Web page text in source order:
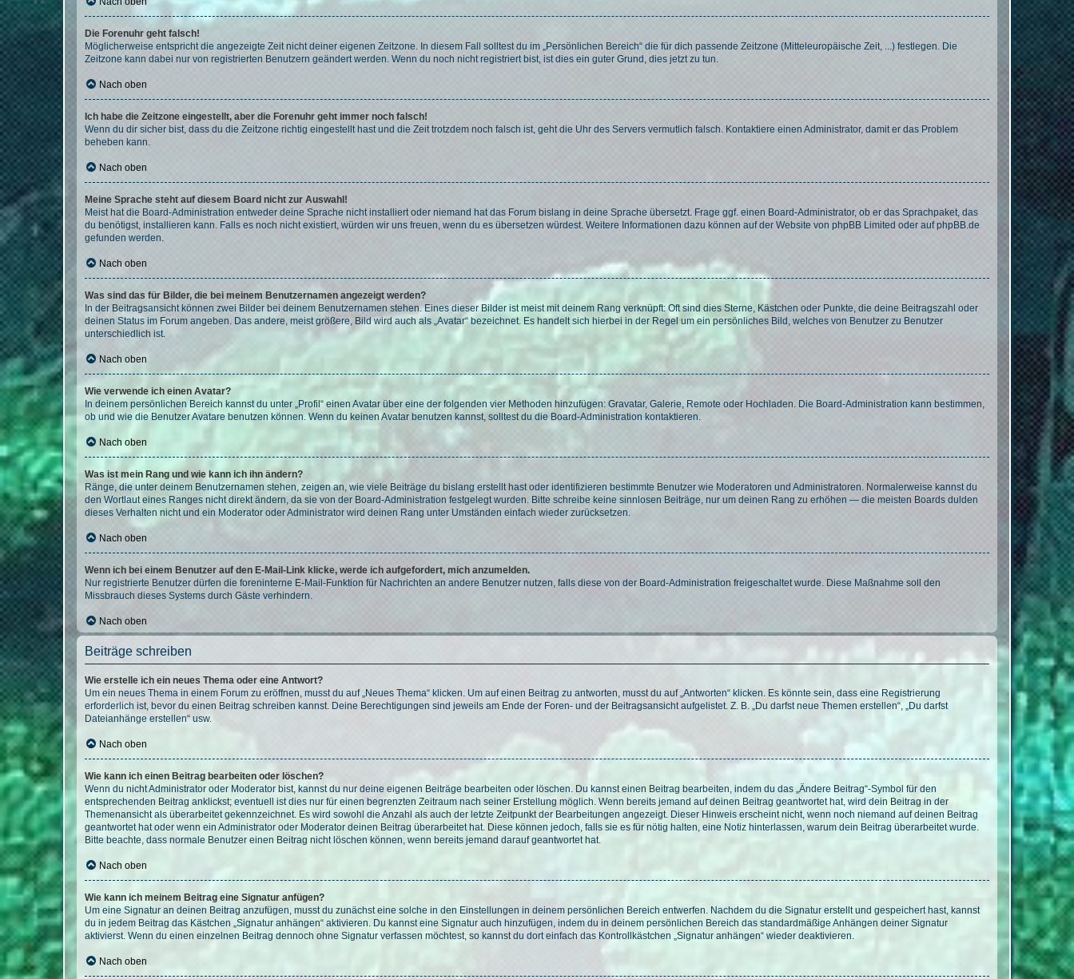
Die Forenuhr geht falsch!
Möglicherweise entspricht die angezeigte Zeit nicht deiner eigenen Zeitzone. In diesem Fall solltest du im „Persönlichen Bereich“ die für dich passende Zeitzone (Mitteleuropäische Zeit, ...) festlegen. Die
Zeitzone kann dabei nur von registrierten Benutzern geändert werden. Wenn du noch nicht registriert bist, ist dies ein guter Grund, dies jetzt zu tun.
Nach oben
Ich habe die Zeitzone eingestellt, aber die Forenuhr geht immer noch falsch!
Wenn du dir sicher bist, dass du die Zeitzone richtig eingestellt hast und die Zeit trotzdem noch falsch ist, geht die Uhr des Servers vermutlich falsch. Kontaktiere einen Administrator, damit er das Problem
beheben kann.
Nach oben
Meine Sprache steht auf diesem Board nicht zur Auswahl!
Meist hat die Board-Administration entweder deine Sprache nicht installiert oder niemand hat das Forum bislang in deine Sprache übersetzt. Frage ggf. einen Board-Administrator, ob er das Sprachpaket, das
du benötigst, installieren kann. Falls es noch nicht existiert, würden wir uns freuen, wenn du es übersetzen würdest. Weitere Informationen dazu können auf der Website von phpBB Limited oder aufphpBB.de
gefunden werden.
Nach oben
Was sind das für Bilder, die bei meinem Benutzernamen angezeigt werden?
In der Beitragsansicht können zwei Bilder bei deinem Benutzernamen stehen. Eines dieser Bilder ist meist mit deinem Rang verknüpft: Oft sind dies Sterne, Kästchen oder Punkte, die deine Beitragszahl oder
deinen Status im Forum angeben. Das andere, meist größere, Bild wird auch als „Avatar“ bezeichnet. Es handelt sich hierbei in der Regel um ein persönliches Bild, welches von Benutzer zu Benutzer
unterschiedlich ist.
Nach oben
Wie verwende ich einen Avatar?
In deinem persönlichen Bereich kannst du unter „Profil“ einen Avatar über eine der folgenden vier Methoden hinzufügen: Gravatar, Galerie, Remote oder Hochladen. Die Board-Administration kann bestimmen,
ob und wie die Benutzer Avatare benutzen können. Wenn du keinen Avatar benutzen kannst, solltest du die Board-Administration kontaktieren.
Nach oben
Was ist mein Rang und wie kann ich ihn ändern?
Ränge, die unter deinem Benutzernamen stehen, zeigen an, wie viele Beiträge du bislang erstellt hast oder identifizieren bestimmte Benutzer wie Moderatoren und Administratoren. Normalerweise kannst du
den Wortlaut eines Ranges nicht direkt ändern, da sie von der Board-Administration festgelegt wurden. Bitte schreibe keine sinnlosen Beiträge, nur um deinen Rang zu erhöhen — die meisten Boards dulden
dieses Verhalten nicht und ein Moderator oder Administrator wird deinen Rang unter Umständen einfach wieder zurücksetzen.
Nach oben
Wenn ich bei einem Benutzer auf den E-Mail-Link klicke, werde ich aufgefordert, mich anzumelden.
Nur registrierte Benutzer dürfen die foreninterne E-Mail-Funktion für Nachrichten an andere Benutzer nutzen, falls diese von der Board-Administration freigeschaltet wurde. Diese Maßnahme soll den
Missbrauch dieses Systems durch Gäste verhindern.
Nach oben
Beiträge schreiben
Wie erstelle ich ein neues Thema oder eine Antwort?
Um ein neues Thema in einem Forum zu eröffnen, musst du auf „Neues Thema“ klicken. Um auf einen Beitrag zu antworten, musst du auf „Antworten“ klicken. Es könnte sein, dass eine Registrierung
erforderlich ist, bevor du einen Beitrag schreiben kannst. Deine Berechtigungen sind jeweils am Ende der Foren- und der Beitragsansicht aufgelistet. Z. B. „Du darfst neue Themen erstellen“, „Du darfst
Dateianhänge erstellen“ usw.
Nach oben
Wie kann ich einen Beitrag bearbeiten oder löschen?
Wenn du nicht Administrator oder Moderator bist, kannst du nur deine eigenen Beiträge bearbeiten oder löschen. Du kannst einen Beitrag bearbeiten, indem du das „Ändere Beitrag“-Symbol für den
entsprechenden Beitrag anklickst; eventuell ist dies nur für einen begrenzten Zeitraum nach seiner Erstellung möglich. Wenn bereits jemand auf deinen Beitrag geantwortet hat, wird dein Beitrag in der
Themenansicht als überarbeitet gekennzeichnet. Es wird sowohl die Anzahl als auch der letzte Zeitpunkt der Bearbeitungen angezeigt. Dieser Hinweis erscheint nicht, wenn noch niemand auf deinen Beitrag
geantwortet hat oder wenn ein Administrator oder Moderator deinen Beitrag überarbeitet hat. Diese können jedoch, falls sie es für nötig halten, eine Notiz hinterlassen, warum dein Beitrag überarbeitet wurde.
Bitte beachte, dass normale Benutzer einen Beitrag nicht löschen können, wenn bereits jemand darauf geantwortet hat.
Nach oben
Wie kann ich meinem Beitrag eine Signatur anfügen?
Um eine Signatur an deinen Beitrag anzufügen, musst du zunächst eine solche in den Einstellungen in deinem persönlichen Bereich entwerfen. Nachdem du die Signatur erstellt und gespeichert hast, kannst
du in jedem Beitrag das Kästchen „Signatur anhängen“ aktivieren. Du kannst eine Signatur auch hinzufügen, indem du in deinem persönlichen Bereich das standardmäßige Anhängen deiner Signatur
aktivierst. Wenn du einen einzelnen Beitrag dennoch ohne Signatur verfassen möchtest, so kannst du dort einfach das Kontrollkästchen „Signatur anhängen“ wieder deaktivieren.
Nach oben